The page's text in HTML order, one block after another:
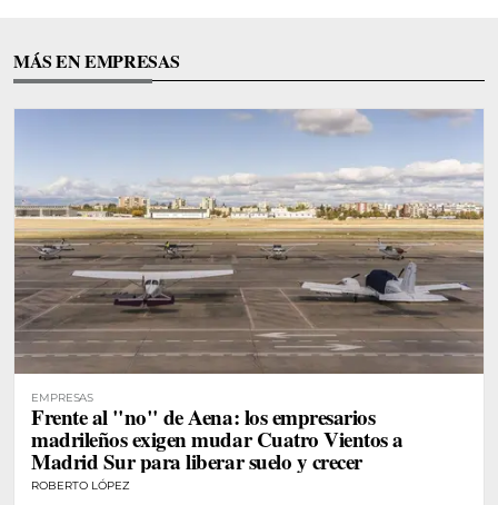
MÁS EN EMPRESAS
EMPRESAS
Frente al "no" de Aena: los empresarios
madrileños exigen mudar Cuatro Vientos a
Madrid Sur para liberar suelo y crecer
ROBERTO LÓPEZ